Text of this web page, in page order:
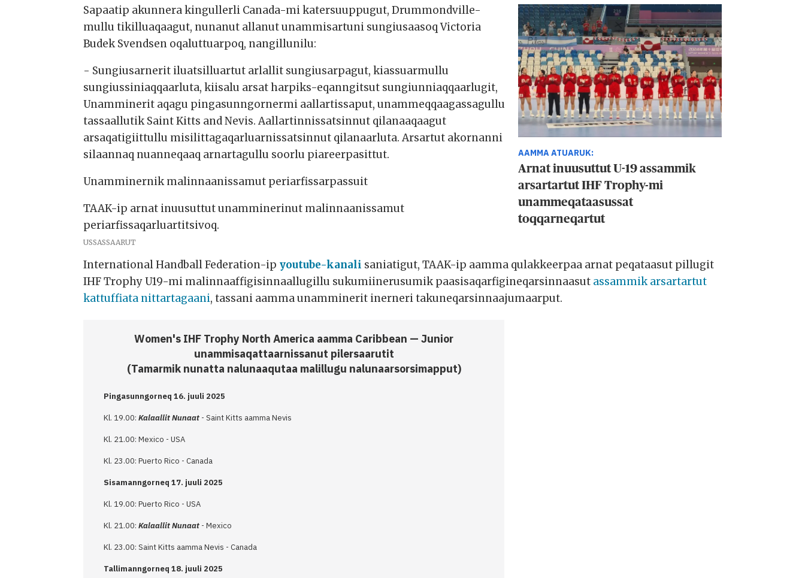
AAMMA ATUARUK:
Arnat inuusuttut U-19 assammik
arsartartut IHF Trophy-mi
unammeqataasussat
toqqarneqartut
Sapaatip akunnera kingullerli Canada-mi katersuuppugut, Drummondville-
mullu tikilluaqaagut, nunanut allanut unammisartuni sungiusaasoq Victoria
Budek Svendsen oqaluttuarpoq, nangillunilu:
USSASSAARUT
- Sungiusarnerit iluatsilluartut arlallit sungiusarpagut, kiassuarmullu
sungiussiniaqqaarluta, kiisalu arsat harpiks-eqanngitsut sungiunniaqqaarlugit,
Unamminerit aqagu pingasunngornermi aallartissaput, unammeqqaagassagullu
tassaallutik Saint Kitts and Nevis. Aallartinnissatsinnut qilanaaqaagut
arsaqatigiittullu misilittagaqarluarnissatsinnut qilanaarluta. Arsartut akornanni
silaannaq nuanneqaaq arnartagullu soorlu piareerpasittut.
Unamminernik malinnaanissamut periarfissarpassuit
TAAK-ip arnat inuusuttut unamminerinut malinnaanissamut
periarfissaqarluartitsivoq.
International Handball Federation-ip youtube-kanali saniatigut, TAAK-ip aamma qulakkeerpaa arnat peqataasut pillugit
IHF Trophy U19-mi malinnaaffigisinnaallugillu sukumiinerusumik paasisaqarfigineqarsinnaasut assammik arsartartut
kattuffiata nittartagaani, tassani aamma unamminerit inerneri takuneqarsinnaajumaarput.
Women's IHF Trophy North America aamma Caribbean — Junior
unammisaqattaarnissanut pilersaarutit
(Tamarmik nunatta nalunaaqutaa malillugu nalunaarsorsimapput)
Pingasunngorneq 16. juuli 2025
Kl. 19.00: Kalaallit Nunaat - Saint Kitts aamma Nevis
Kl. 21.00: Mexico - USA
Kl. 23.00: Puerto Rico - Canada
Sisamanngorneq 17. juuli 2025
Kl. 19.00: Puerto Rico - USA
Kl. 21.00: Kalaallit Nunaat- Mexico
Kl. 23.00: Saint Kitts aamma Nevis - Canada
Tallimanngorneq 18. juuli 2025